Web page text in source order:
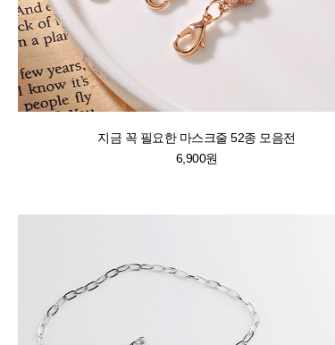
지금 꼭 필요한 마스크줄 52종 모음전
6,900원